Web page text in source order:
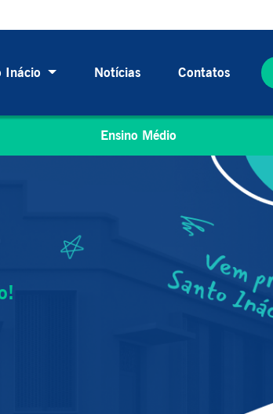
Inácio Notícias Contatos
Ensino Médio